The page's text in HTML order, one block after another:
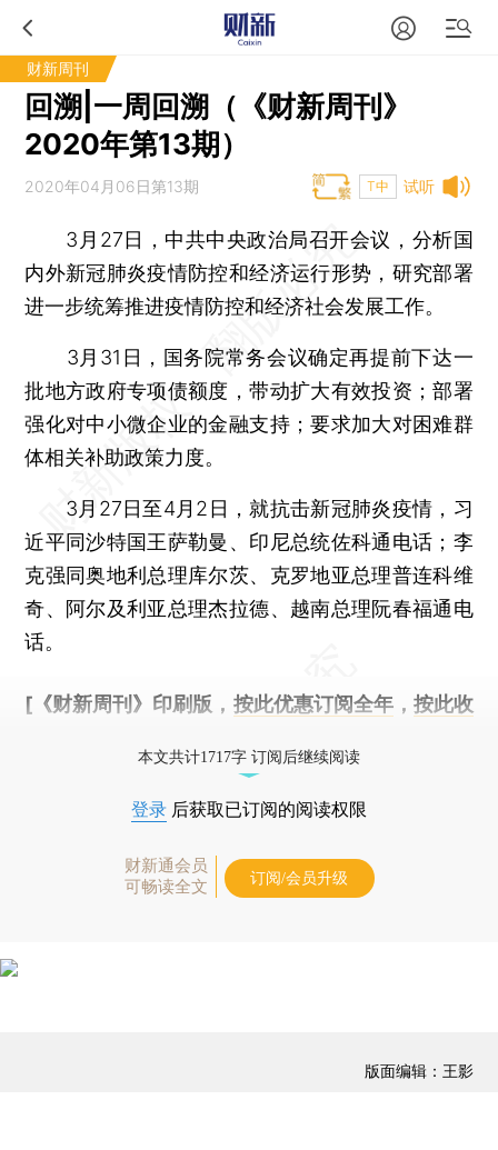
财新周刊
回溯|一周回溯（《财新周刊》
2020年第13期）
试听
2020年04月06日第13期 T中
3月27日，中共中央政治局召开会议，分析国
内外新冠肺炎疫情防控和经济运行形势，研究部署
进一步统筹推进疫情防控和经济社会发展工作。
3月31日，国务院常务会议确定再提前下达一
批地方政府专项债额度，带动扩大有效投资；部署
强化对中小微企业的金融支持；要求加大对困难群
体相关补助政策力度。
3月27日至4月2日，就抗击新冠肺炎疫情，习
近平同沙特国王萨勒曼、印尼总统佐科通电话；李
克强同奥地利总理库尔茨、克罗地亚总理普连科维
奇、阿尔及利亚总理杰拉德、越南总理阮春福通电
话。
[《财新周刊》印刷版， 按此优惠订阅全年， 按此收
本文共计1717字 订阅后继续阅读
登录 后获取已订阅的阅读权限
财新通会员
可畅读全文
订阅/会员升级
版面编辑：王影